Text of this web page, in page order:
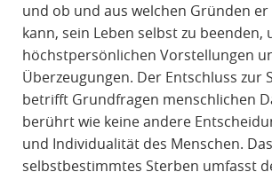
und ob und aus welchen Gründen
kann, sein Leben selbst zu beenden,
höchstpersönlichen Vorstellungen
Überzeugungen. Der Entschluss zur
betrifft Grundfragen menschlichen
berührt wie keine andere
und Individualität des Menschen.
selbstbestimmtes Sterben umfasst